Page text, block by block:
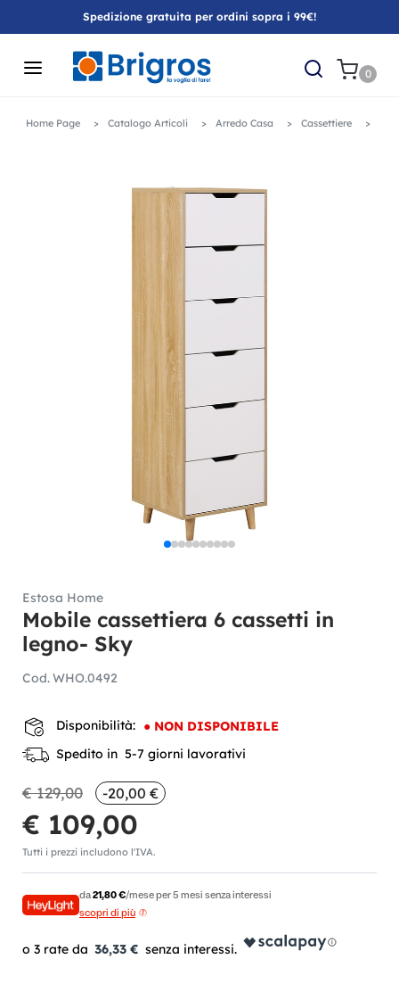
Spedizione gratuita per ordini sopra i 99€!
0
Home Page Catalogo Articoli Arredo Casa Cassettiere
Estosa Home
Mobile cassettiera 6 cassetti in
legno- Sky
Cod.WHO.0492
Disponibilità: ● NON DISPONIBILE
Spedito in 5-7 giorni lavorativi
€ 129,00 -20,00 €
€ 109,00
Tutti i prezzi includono l'IVA.
da21,80 €/mese per 5 mesi senza interessi
scopri di più
36,33 €